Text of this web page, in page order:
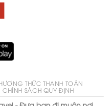
THỨC THANH TOÁN
CHÍNH SÁCH QUY ĐỊNH